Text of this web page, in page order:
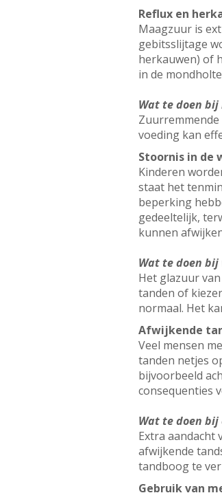
Reflux en
Maagzuur is
gebitsslijtage
herkauwen) of
in de
Wat te doen
voeding kan
Stoornis in de
Kinderen
staat het
beperking
gedeeltelijk,
kunnen
Wat te doen bij
Het glazuur
tanden of
normaal. Het
Afwijkende
Veel mensen
tanden netjes
bijvoorbeeld
consequenties
Wat te doen
Extra aandacht
afwijkende
tandboog te
Gebruik van